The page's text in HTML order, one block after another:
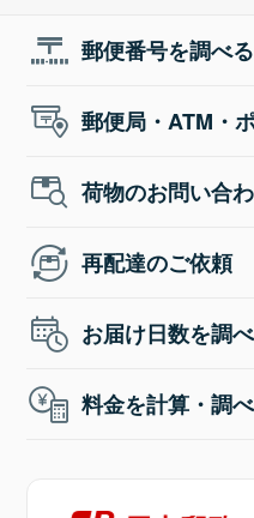
郵便番号を調べる
郵便局・ATM・
荷物のお問い合
再配達のご依頼
お届け日数を調
料金を計算・調